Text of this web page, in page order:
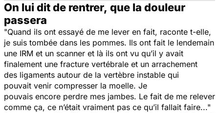
On lui dit de rentrer, que la douleur
passera
"Quand ils ont essayé de me lever en fait, raconte t-elle,
je suis tombée dans les pommes. Ils ont fait le lendemain
une IRM et un scanner et là ils ont vu qu’il y avait
finalement une fracture vertébrale et un arrachement
des ligaments autour de la vertèbre instable qui
pouvait venir compresser la moelle. Je
pouvais encore perdre mes jambes. Le fait de me relever
comme ça, ce n’était vraiment pas ce qu’il fallait faire..."